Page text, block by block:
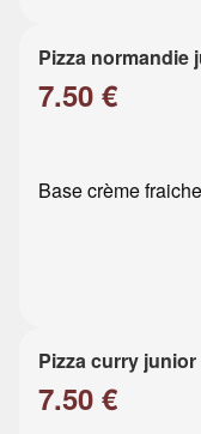
Pizza normandie
7.50 €
Base crème
Pizza curry junior
7.50 €